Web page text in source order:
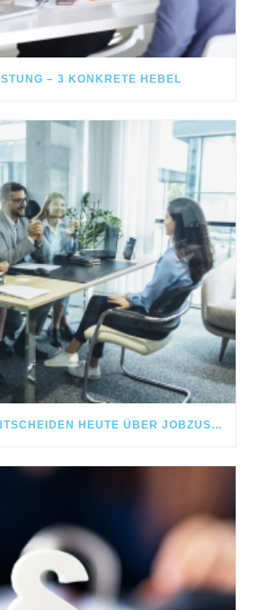
– 3 KONKRETE HEBEL
DIESE 5 DINGE ENTSCHEIDEN HEUTE ÜBER JOBZUSAGEN – NICHT DAS GEHALT